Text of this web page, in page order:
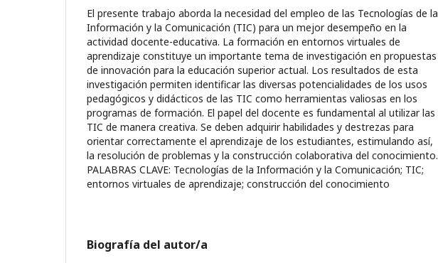
El presente trabajo aborda la necesidad del empleo de las Tecnologías de la
Información y la Comunicación (TIC) para un mejor desempeño en la
actividad docente-educativa. La formación en entornos virtuales de
aprendizaje constituye un importante tema de investigación en propuestas
de innovación para la educación superior actual. Los resultados de esta
investigación permiten identificar las diversas potencialidades de los usos
pedagógicos y didácticos de las TIC como herramientas valiosas en los
programas de formación. El papel del docente es fundamental al utilizar las
TIC de manera creativa. Se deben adquirir habilidades y destrezas para
orientar correctamente el aprendizaje de los estudiantes, estimulando así,
la resolución de problemas y la construcción colaborativa del conocimiento.
PALABRAS CLAVE: Tecnologías de la Información y la Comunicación; TIC;
entornos virtuales de aprendizaje; construcción del conocimiento
Biografía del autor/a